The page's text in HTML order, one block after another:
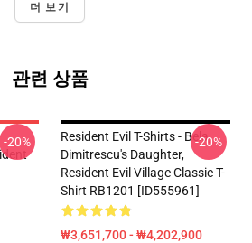
더 보기
관련 상품
-20%
Resident Evil T-Shirts - Bela,
Dimitrescu's Daughter,
Resident Evil Village Classic T-
Shirt RB1201 [ID555961]
₩3,651,700 - ₩4,202,900
-20%